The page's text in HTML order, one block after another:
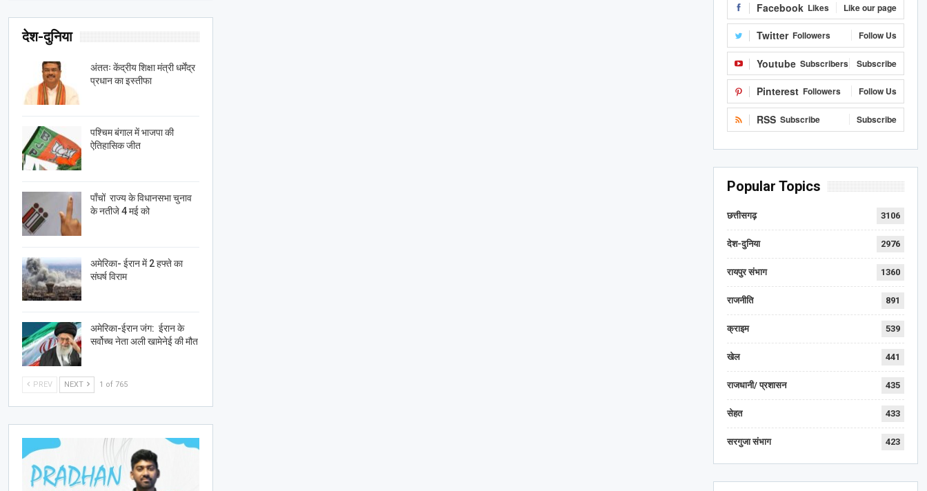
Facebook Likes Like our page
Twitter Followers Follow Us
Youtube Subscribers Subscribe
Pinterest Followers Follow Us
RSS Subscribe Subscribe
Popular Topics
छत्तीसगढ़ 3106
देश-दुनिया 2976
रायपुर संभाग 1360
राजनीति 891
क्राइम 539
खेल 441
राजधानी/ प्रशासन 435
सेहत 433
सरगुजा संभाग 423
देश-दुनिया
अंततः केंद्रीय शिक्षा मंत्री धर्मेंद्र
प्रधान का इस्तीफा
पश्चिम बंगाल में भाजपा की
ऐतिहासिक जीत
पाँचों राज्य के विधानसभा चुनाव
के नतीजे 4 मई को
अमेरिका- ईरान में 2 हफ्ते का
संघर्ष विराम
अमेरिका-ईरान जंग: ईरान के
सर्वोच्च नेता अली खामेनेई की मौत
PREV NEXT 1 of 765